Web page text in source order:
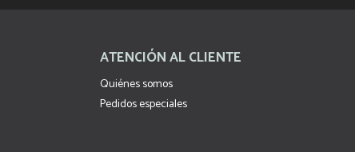
ATENCIÓN AL CLIENTE
Quiénes somos
Pedidos especiales